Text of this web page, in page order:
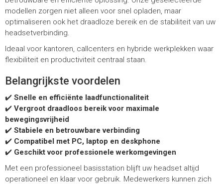
modellen zorgen niet alleen voor snel opladen, maar
optimaliseren ook het draadloze bereik en de stabiliteit van uw
headsetverbinding.
Ideaal voor kantoren, callcenters en hybride werkplekken waar
flexibiliteit en productiviteit centraal staan.
Belangrijkste voordelen
✔️ Snelle en efficiënte laadfunctionaliteit
✔️ Vergroot draadloos bereik voor maximale
bewegingsvrijheid
✔️ Stabiele en betrouwbare verbinding
✔️ Compatibel met PC, laptop en deskphone
✔️ Geschikt voor professionele werkomgevingen
Met een professioneel basisstation blijft uw headset altijd
operationeel en klaar voor gebruik. Medewerkers kunnen zich